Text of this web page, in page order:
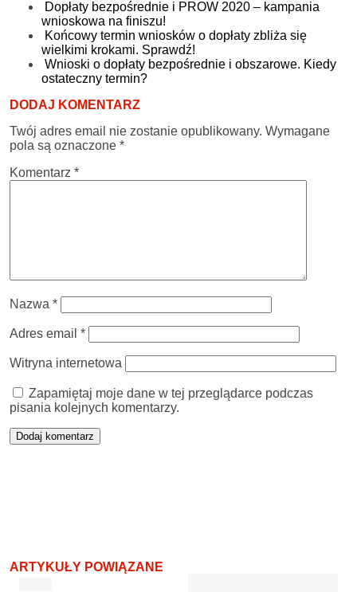
Dopłaty bezpośrednie i PROW 2020 – kampania
wnioskowa na finiszu!
Końcowy termin wniosków o dopłaty zbliża się
wielkimi krokami. Sprawdź!
Wnioski o dopłaty bezpośrednie i obszarowe. Kiedy
ostateczny termin?
DODAJ KOMENTARZ
Twój adres email nie zostanie opublikowany. Wymagane
pola są oznaczone *
Komentarz *
Nazwa *
Adres email *
Witryna internetowa
Zapamiętaj moje dane w tej przeglądarce podczas
pisania kolejnych komentarzy.
ARTYKUŁY POWIĄZANE